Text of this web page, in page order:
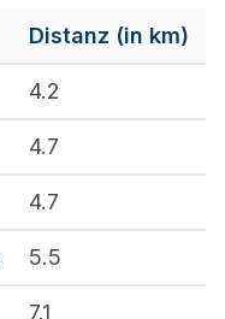
Distanz (in km)
4.2
4.7
4.7
5.5
7.1